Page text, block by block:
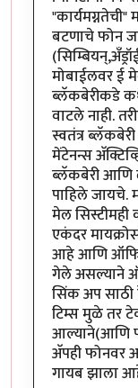
बटणाचे फोन
मोबाईलवर ई
ब्लॅकबेरीकडे
वाटले नाही.
स्वतंत्र
मेंटेनन्स
ब्लॅकबेरी आणि
पाहिले जायचे.
मेल
एकंदर
आहे आणि
गेले असल्याने
सिंक अप साठी
टिम्स मुळे तर
आल्याने(आणि
अ‍ॅपही फोनवर
गायब झाला